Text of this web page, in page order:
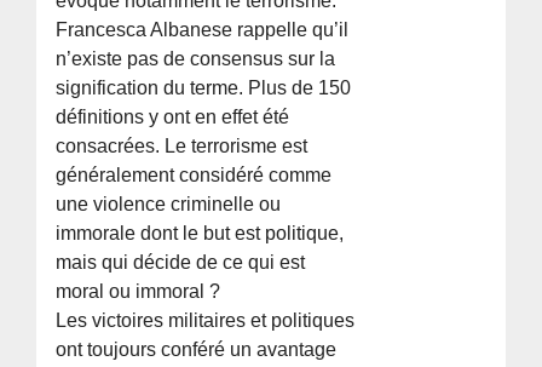
Francesca Albanese rappelle qu’il
n’existe pas de consensus sur la
signification du terme. Plus de 150
définitions y ont en effet été
consacrées. Le terrorisme est
généralement considéré comme
une violence criminelle ou
immorale dont le but est politique,
mais qui décide de ce qui est
moral ou immoral ?
Les victoires militaires et politiques
ont toujours conféré un avantage